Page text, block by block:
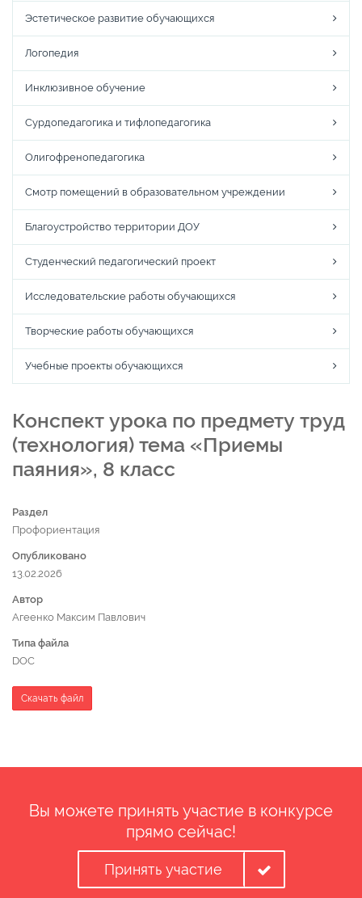
Эстетическое развитие обучающихся
Логопедия
Инклюзивное обучение
Сурдопедагогика и тифлопедагогика
Олигофренопедагогика
Смотр помещений в образовательном учреждении
Благоустройство территории ДОУ
Студенческий педагогический проект
Исследовательские работы обучающихся
Творческие работы обучающихся
Учебные проекты обучающихся
Конспект урока по предмету труд
(технология) тема «Приемы
паяния», 8 класс
Раздел
Профориентация
Опубликовано
13.02.2026
Автор
Агеенко Максим Павлович
Типа файла
DOC
Скачать файл
Вы можете принять участие в конкурсе
прямо сейчас!
Принять участие